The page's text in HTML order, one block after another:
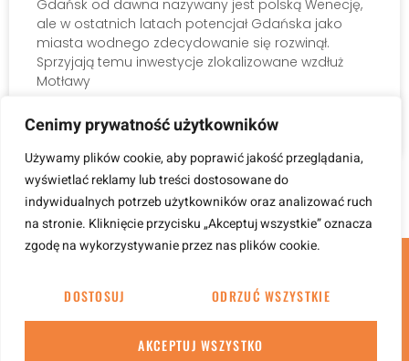
Cenimy prywatność użytkowników
Używamy plików cookie, aby poprawić jakość przeglądania,
wyświetlać reklamy lub treści dostosowane do
indywidualnych potrzeb użytkowników oraz analizować ruch
na stronie. Kliknięcie przycisku „Akceptuj wszystkie” oznacza
zgodę na wykorzystywanie przez nas plików cookie.
DOSTOSUJ ODRZUĆ WSZYSTKIE
AKCEPTUJ WSZYSTKO
Gdańsk od dawna nazywany jest polską Wenecję,
ale w ostatnich latach potencjał Gdańska jako
miasta wodnego zdecydowanie się rozwinął.
Sprzyjają temu inwestycje zlokalizowane wzdłuż
Motławy
27 sierpnia, 2021
Copyright © 2021 adamusontour | Stworzone w
atwi.pl|Polityka prywatności